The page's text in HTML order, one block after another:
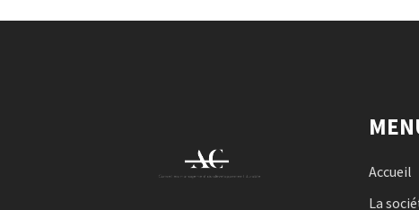
Accueil
La